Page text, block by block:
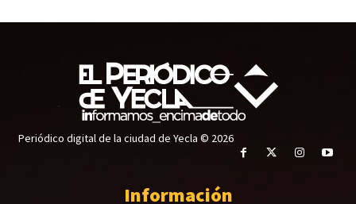
Periódico digital de la ciudad de Yecla © 2026
Información